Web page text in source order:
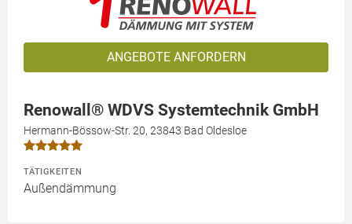
ANGEBOTE ANFORDERN
Renowall® WDVS Systemtechnik GmbH
Hermann-Bössow-Str. 20, 23843 Bad Oldesloe
TÄTIGKEITEN
Außendämmung